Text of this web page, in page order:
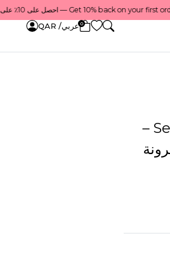
Get 10% back on your first order — احصل على 10٪ على أول طلب لك    |    Use code: Welcome10 — استخدم الرمز: Welcome10    |    Order before 1 PM for same-day delivery in Qatar — اطلب قبل الساعة 1 ظهرًا للتوصيل في نفس اليوم داخل قطر
0 عربي/ QAR
حمالة صدر رياضية Seamless –